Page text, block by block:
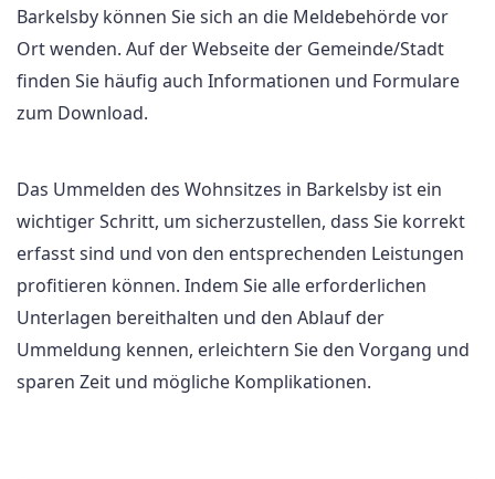
Barkelsby können Sie sich an die Meldebehörde vor
Ort wenden. Auf der Webseite der Gemeinde/Stadt
finden Sie häufig auch Informationen und Formulare
zum Download.
Das Ummelden des Wohnsitzes in Barkelsby ist ein
wichtiger Schritt, um sicherzustellen, dass Sie korrekt
erfasst sind und von den entsprechenden Leistungen
profitieren können. Indem Sie alle erforderlichen
Unterlagen bereithalten und den Ablauf der
Ummeldung kennen, erleichtern Sie den Vorgang und
sparen Zeit und mögliche Komplikationen.